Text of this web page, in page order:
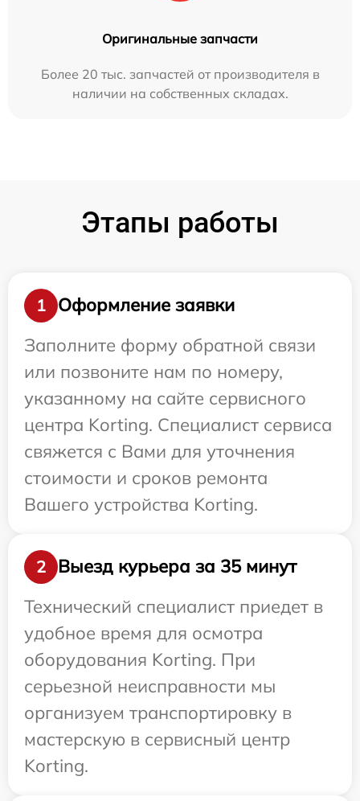
Оригинальные запчасти
Более 20 тыс. запчастей от производителя в
наличии на собственных складах.
Этапы работы
1
Оформление заявки
Заполните форму обратной связи
или позвоните нам по номеру,
указанному на сайте сервисного
центра Korting. Специалист сервиса
свяжется с Вами для уточнения
стоимости и сроков ремонта
Вашего устройства Korting.
2
Выезд курьера за 35 минут
Технический специалист приедет в
удобное время для осмотра
оборудования Korting. При
серьезной неисправности мы
организуем транспортировку в
мастерскую в сервисный центр
Korting.